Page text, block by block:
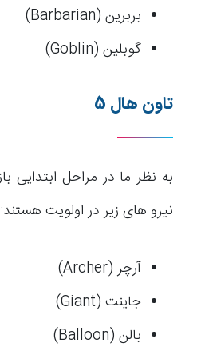
بربرین (Barbarian)
گوبلین (Goblin)
تاون هال 5
نیرو های زیر در اولویت هستند:
آرچر (Archer)
جاینت (Giant)
بالن (Balloon)